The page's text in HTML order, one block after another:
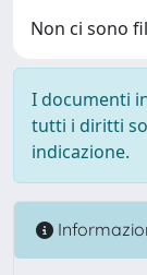
Non ci sono
I documenti
tutti i diritti
indicazione.